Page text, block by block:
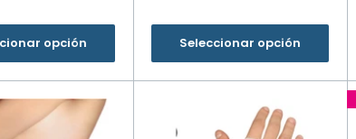
opción Seleccionar opción